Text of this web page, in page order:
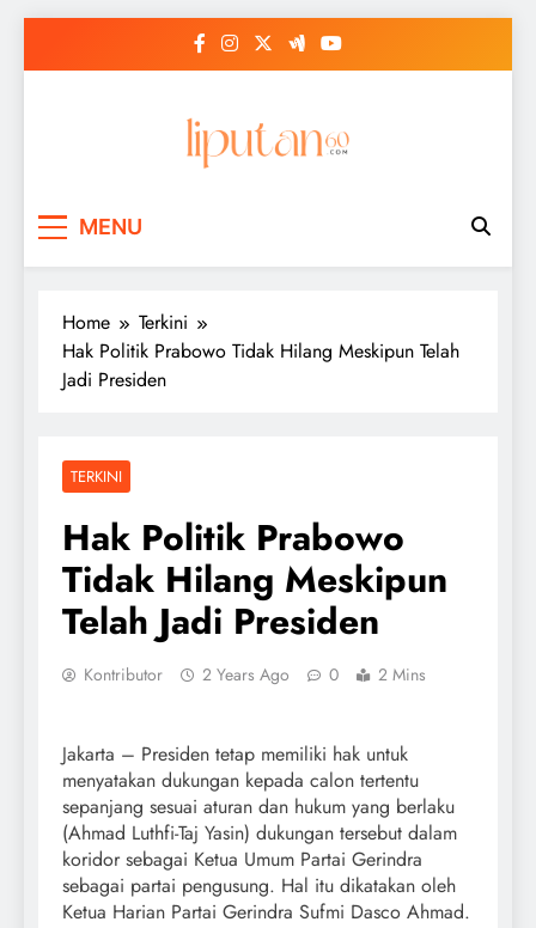
MENU
Home
Terkini
Hak Politik Prabowo Tidak Hilang Meskipun Telah
Jadi Presiden
TERKINI
Hak Politik Prabowo
Tidak Hilang Meskipun
Telah Jadi Presiden
Kontributor 2 Years Ago 0 2 Mins
Jakarta – Presiden tetap memiliki hak untuk
menyatakan dukungan kepada calon tertentu
sepanjang sesuai aturan dan hukum yang berlaku
(Ahmad Luthfi-Taj Yasin) dukungan tersebut dalam
koridor sebagai Ketua Umum Partai Gerindra
sebagai partai pengusung. Hal itu dikatakan oleh
Ketua Harian Partai Gerindra Sufmi Dasco Ahmad.